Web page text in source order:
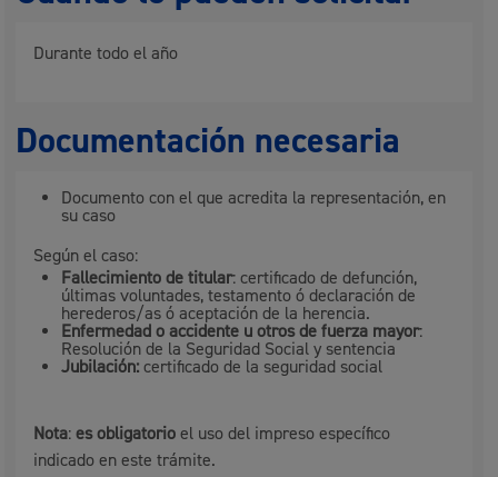
Durante todo el año
Documentación necesaria
Documento con el que acredita la representación, en
su caso
Según el caso:
Fallecimiento de titular: certificado de defunción,
últimas voluntades, testamento ó declaración de
herederos/as ó aceptación de la herencia.
Enfermedad o accidente u otros de fuerza mayor:
Resolución de la Seguridad Social y sentencia
Jubilación: certificado de la seguridad social
Nota:es obligatorioel uso del impreso específico
indicado en este trámite.